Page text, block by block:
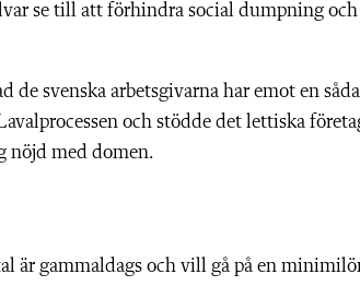
se till att förhindra social dumpning
de svenska arbetsgivarna har emot en
och stödde det lettiska
nöjd med domen.
är gammaldags och vill gå på en